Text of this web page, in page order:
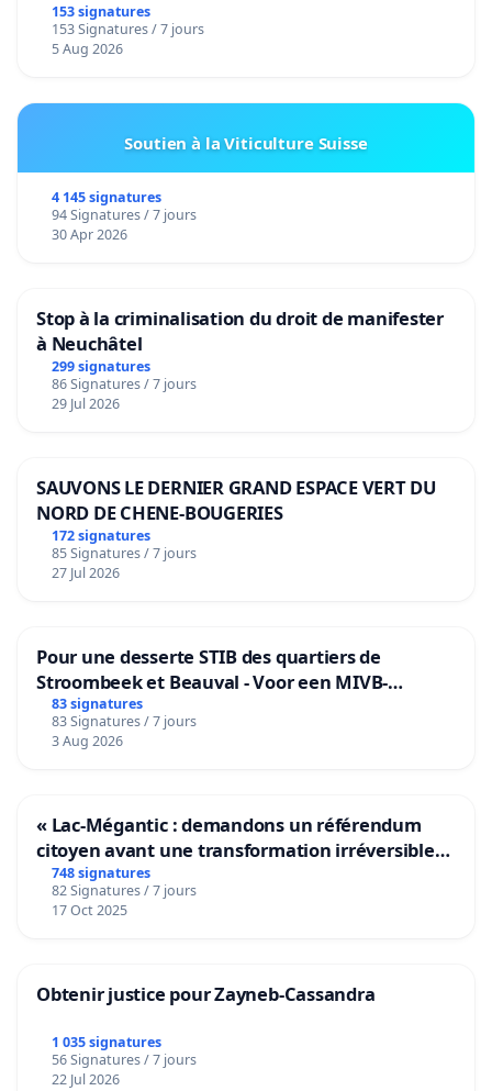
153 signatures
153 Signatures / 7 jours
5 Aug 2026
Soutien à la Viticulture Suisse
4 145 signatures
94 Signatures / 7 jours
30 Apr 2026
Stop à la criminalisation du droit de manifester
à Neuchâtel
299 signatures
86 Signatures / 7 jours
29 Jul 2026
SAUVONS LE DERNIER GRAND ESPACE VERT DU
NORD DE CHENE-BOUGERIES
172 signatures
85 Signatures / 7 jours
27 Jul 2026
Pour une desserte STIB des quartiers de
Stroombeek et Beauval - Voor een MIVB-
bediening van de wijken Strombeek en Het
Voor
83 signatures
83 Signatures / 7 jours
3 Aug 2026
« Lac-Mégantic : demandons un référendum
citoyen avant une transformation irréversible
de notre territoire »
748 signatures
82 Signatures / 7 jours
17 Oct 2025
Obtenir justice pour Zayneb-Cassandra
1 035 signatures
56 Signatures / 7 jours
22 Jul 2026